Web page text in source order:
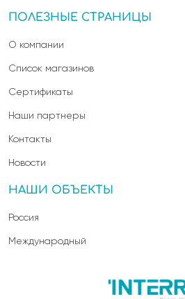
ПОЛЕЗНЫЕ СТРАНИЦЫ
О компании
Список магазинов
Сертификаты
Наши партнеры
Контакты
Новости
НАШИ ОБЪЕКТЫ
Россия
Международный